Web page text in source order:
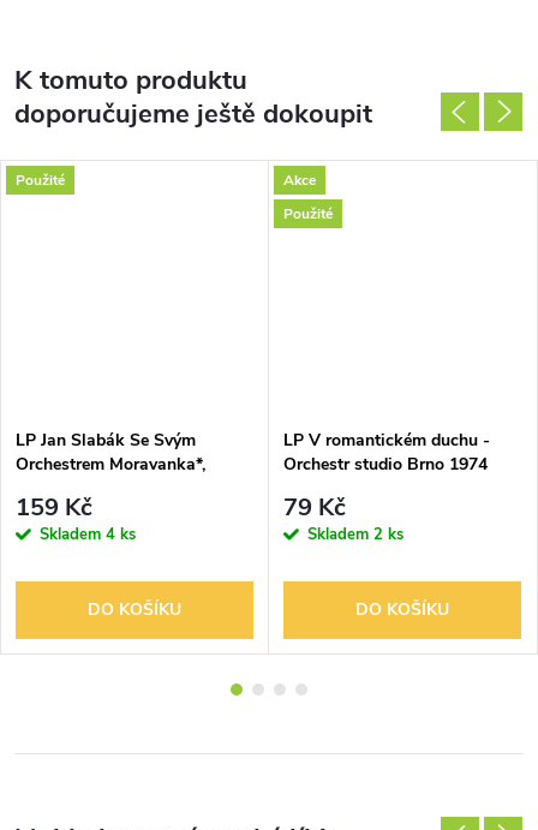
K tomuto produktu
doporučujeme ještě dokoupit
Použité
LP Jan Slabák Se Svým
Orchestrem Moravanka*,
Vánoce S Moravankou -
Fanfáry / Intrády / Koledy
Fanfares / Intradas / Carols)
159 Kč
Skladem 4 ks
DO KOŠÍKU
Akce
Použité
LP V romantickém duchu -
Orchestr studio Brno 1974
79 Kč
Skladem 2 ks
DO KOŠÍKU